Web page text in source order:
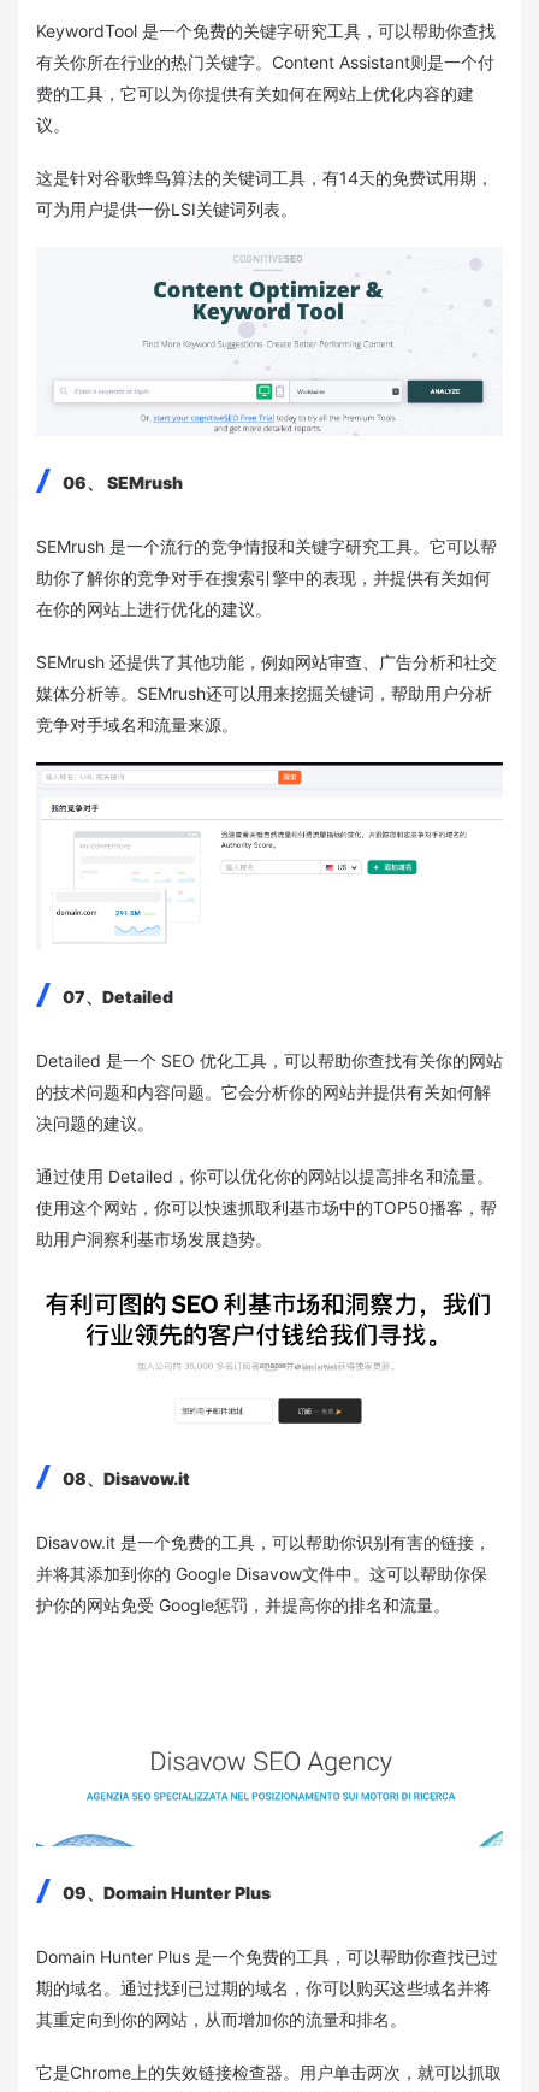
KeywordTool 是一个免费的关键字研究工具，可以帮助你查找
有关你所在行业的热门关键字。Content Assistant则是一个付
费的工具，它可以为你提供有关如何在网站上优化内容的建
议。
这是针对谷歌蜂鸟算法的关键词工具，有14天的免费试用期，
可为用户提供一份LSI关键词列表。
06、 SEMrush
SEMrush 是一个流行的竞争情报和关键字研究工具。它可以帮
助你了解你的竞争对手在搜索引擎中的表现，并提供有关如何
在你的网站上进行优化的建议。
SEMrush 还提供了其他功能，例如网站审查、广告分析和社交
媒体分析等。SEMrush还可以用来挖掘关键词，帮助用户分析
竞争对手域名和流量来源。
07、Detailed
Detailed 是一个 SEO 优化工具，可以帮助你查找有关你的网站
的技术问题和内容问题。它会分析你的网站并提供有关如何解
决问题的建议。
通过使用 Detailed，你可以优化你的网站以提高排名和流量。
使用这个网站，你可以快速抓取利基市场中的TOP50播客，帮
助用户洞察利基市场发展趋势。
08、Disavow.it
Disavow.it 是一个免费的工具，可以帮助你识别有害的链接，
并将其添加到你的 Google Disavow文件中。这可以帮助你保
护你的网站免受 Google惩罚，并提高你的排名和流量。
09、Domain Hunter Plus
Domain Hunter Plus 是一个免费的工具，可以帮助你查找已过
期的域名。通过找到已过期的域名，你可以购买这些域名并将
其重定向到你的网站，从而增加你的流量和排名。
它是Chrome上的失效链接检查器。用户单击两次，就可以抓取